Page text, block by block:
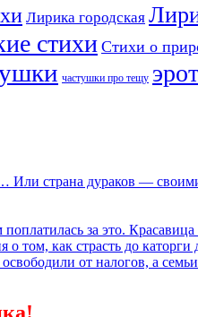
Лирика городская
стихиСтихи о
частушки про тещу
Или страна дураков —
за это.
том, как страсть до каторги
от налогов, а